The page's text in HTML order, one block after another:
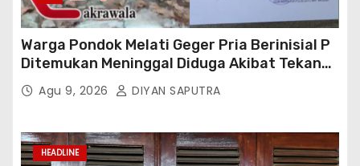
Warga Pondok Melati Geger Pria Berinisial P
Ditemukan Meninggal Diduga Akibat Tekanan
Hutang
Agu 9, 2026 DIYAN SAPUTRA
HEADLINE